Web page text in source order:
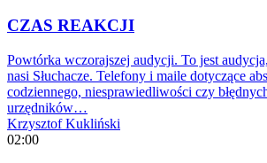
CZAS REAKCJI
Powtórka wczorajszej audycji. To jest
nasi Słuchacze. Telefony i maile dotyczące
codziennego, niesprawiedliwości czy
urzędników…
Krzysztof Kukliński
02:00